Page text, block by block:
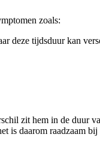
zoals:
deze tijdsduur kan
zit hem in de duur
daarom raadzaam